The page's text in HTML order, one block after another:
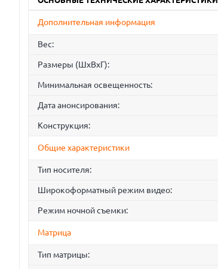
Дополнительная информация
Вес:
Размеры (ШхВхГ):
Минимальная освещенность:
Дата анонсирования:
Конструкция:
Общие характеристики
Тип носителя:
Широкоформатный режим видео:
Режим ночной съемки:
Матрица
Тип матрицы: